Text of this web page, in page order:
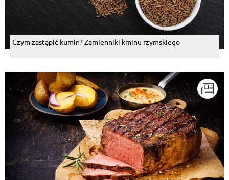
Czym zastąpić kumin? Zamienniki kminu rzymskiego